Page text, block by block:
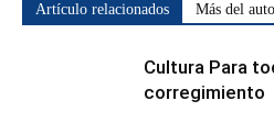
Artículo relacionados Más del
Cultura Para
corregimiento